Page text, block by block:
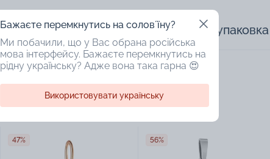
Доступная упаковка
47% 56%
Бажаєте перемкнутись на соловʼїну?
Ми побачили, що у Вас обрана російська
мова інтерфейсу. Бажаєте перемкнутись на
рідну українську? Адже вона така гарна 😍
Використовувати українську